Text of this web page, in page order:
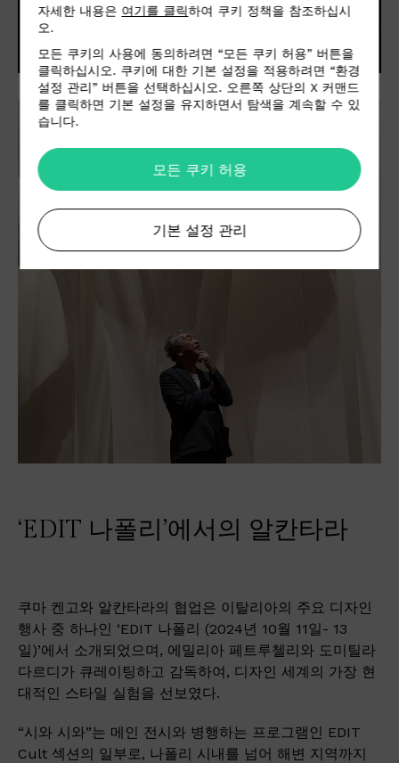
‘EDIT 나폴리’에서의 알칸타라
쿠마 켄고와 알칸타라의 협업은 이탈리아의 주요 디자인
행사 중 하나인 ‘EDIT 나폴리 (2024년 10월 11일- 13
일)’에서 소개되었으며, 에밀리아 페트루첼리와 도미틸라
다르디가 큐레이팅하고 감독하여, 디자인 세계의 가장 현
대적인 스타일 실험을 선보였다.
“시와 시와”는 메인 전시와 병행하는 프로그램인 EDIT
Cult 섹션의 일부로, 나폴리 시내를 넘어 해변 지역까지
자세한 내용은 여기를 클릭하여 쿠키 정책을 참조하십시
오.
모든 쿠키의 사용에 동의하려면 “모든 쿠키 허용” 버튼을
클릭하십시오. 쿠키에 대한 기본 설정을 적용하려면 “환경
설정 관리” 버튼을 선택하십시오. 오른쪽 상단의 X 커맨드
를 클릭하면 기본 설정을 유지하면서 탐색을 계속할 수 있
습니다.
모든 쿠키 허용
기본 설정 관리